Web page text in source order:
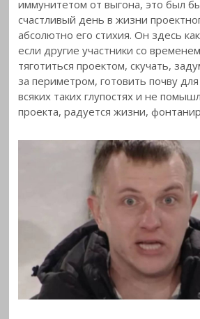
иммунитетом от выгона, это был
счастливый день в жизни
абсолютно его стихия. Он здесь
если другие участники со
тяготиться проектом, скучать,
за периметром, готовить почву
всяких таких глупостях и не
проекта, радуется жизни,